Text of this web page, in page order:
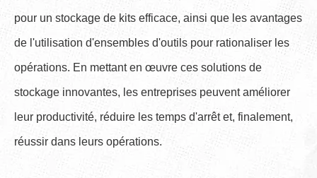
pour un stockage de kits efficace, ainsi que les avantages
de l'utilisation d'ensembles d'outils pour rationaliser les
opérations. En mettant en œuvre ces solutions de
stockage innovantes, les entreprises peuvent améliorer
leur productivité, réduire les temps d'arrêt et, finalement,
réussir dans leurs opérations.